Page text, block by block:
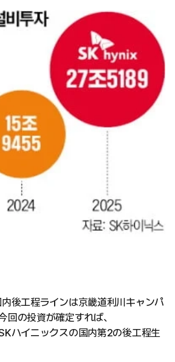
後工程ラインは京畿道利川キャンパ
回の投資が確定すれば、
ハイニックスの国内第2の後工程生